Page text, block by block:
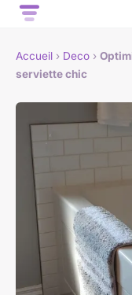
Accueil › Deco ›
serviette chic